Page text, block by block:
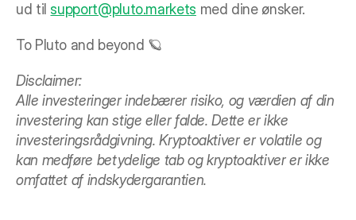
ud til support@pluto.markets med dine ønsker.
To Pluto and beyond 🪐
Disclaimer:
Alle investeringer indebærer risiko, og værdien af din
investering kan stige eller falde. Dette er ikke
investeringsrådgivning. Kryptoaktiver er volatile og
kan medføre betydelige tab og kryptoaktiver er ikke
omfattet af indskydergarantien.